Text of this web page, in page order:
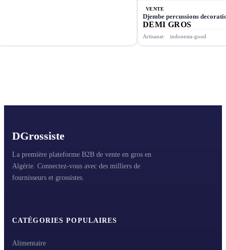
VENTE
Djembe percussions
DEMI GROS
Artisanat indonesia-good
DGrossiste
La première plateforme B2B de vente en gros en
Algérie. Connectez-vous avec des milliers de
fournisseurs et grossistes.
CATÉGORIES POPULAIRES
Alimentaire